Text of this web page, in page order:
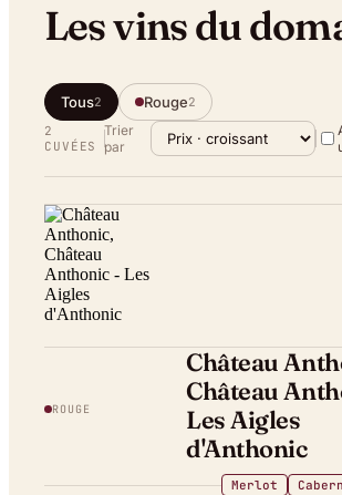
Les vins du
Tous2 Rouge2
2
CUVÉES
Trier
par
ROUGE
Château
Château
Les Aigles
d'Anthonic
Merlot